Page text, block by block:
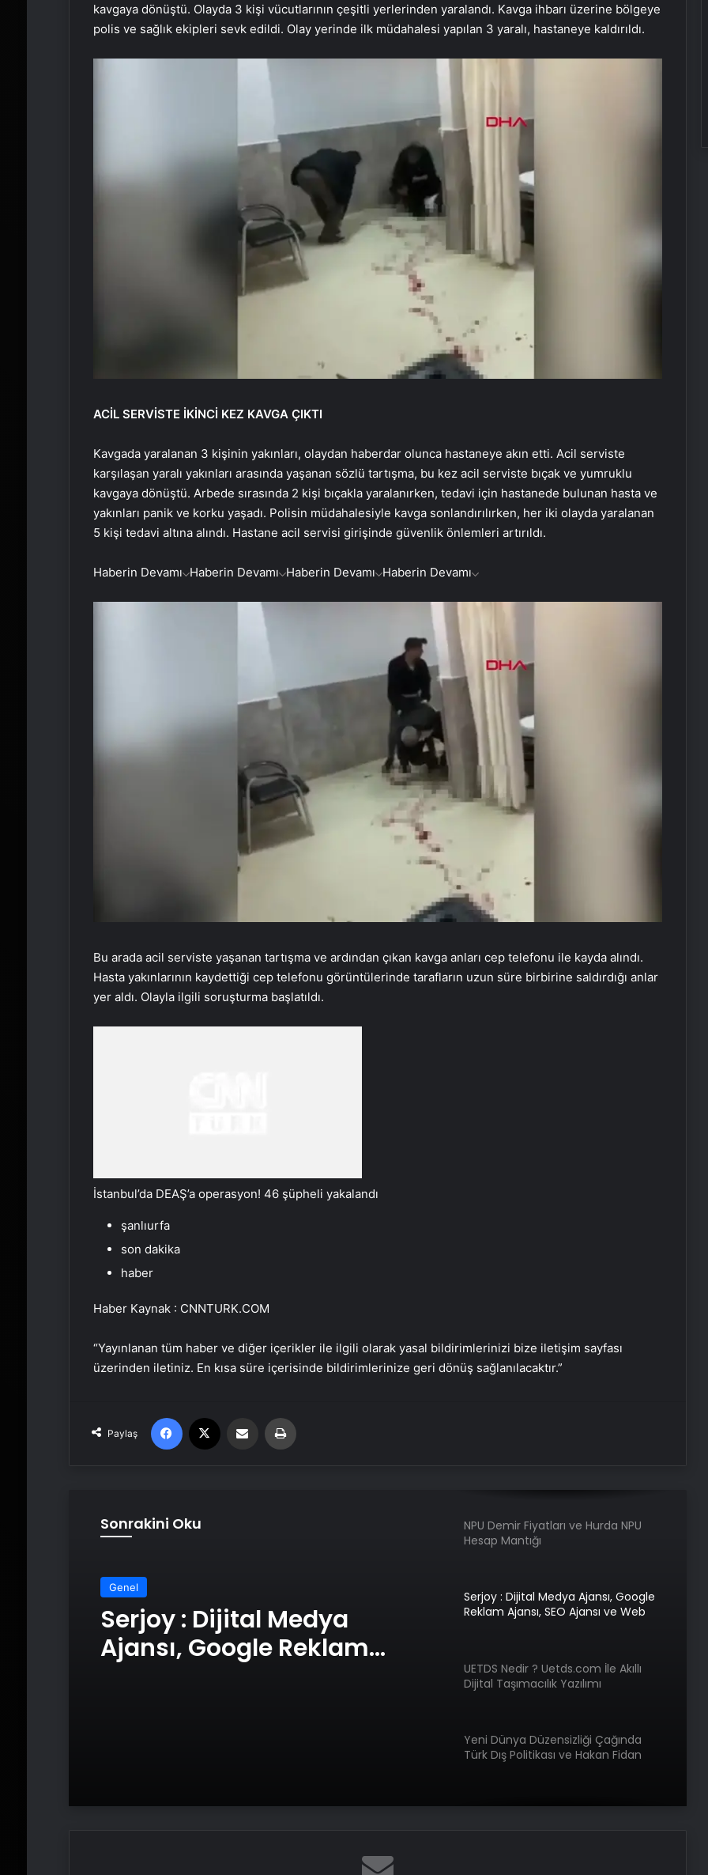
kavgaya dönüştü. Olayda 3 kişi vücutlarının çeşitli yerlerinden yaralandı. Kavga ihbarı üzerine bölgeye
polis ve sağlık ekipleri sevk edildi. Olay yerinde ilk müdahalesi yapılan 3 yaralı, hastaneye kaldırıldı.
ACİL SERVİSTE İKİNCİ KEZ KAVGA ÇIKTI
Kavgada yaralanan 3 kişinin yakınları, olaydan haberdar olunca hastaneye akın etti. Acil serviste
karşılaşan yaralı yakınları arasında yaşanan sözlü tartışma, bu kez acil serviste bıçak ve yumruklu
kavgaya dönüştü. Arbede sırasında 2 kişi bıçakla yaralanırken, tedavi için hastanede bulunan hasta ve
yakınları panik ve korku yaşadı. Polisin müdahalesiyle kavga sonlandırılırken, her iki olayda yaralanan
5 kişi tedavi altına alındı. Hastane acil servisi girişinde güvenlik önlemleri artırıldı.
Haberin Devamı Haberin Devamı Haberin Devamı Haberin Devamı
Bu arada acil serviste yaşanan tartışma ve ardından çıkan kavga anları cep telefonu ile kayda alındı.
Hasta yakınlarının kaydettiği cep telefonu görüntülerinde tarafların uzun süre birbirine saldırdığı anlar
yer aldı. Olayla ilgili soruşturma başlatıldı.
İstanbul’da DEAŞ’a operasyon! 46 şüpheli yakalandı
şanlıurfa
son dakika
haber
Haber Kaynak : CNNTURK.COM
“Yayınlanan tüm haber ve diğer içerikler ile ilgili olarak yasal bildirimlerinizi bize iletişim sayfası
üzerinden iletiniz. En kısa süre içerisinde bildirimlerinize geri dönüş sağlanılacaktır.”
Paylaş
Facebook Email'den paylaş
Sonrakini Oku
Genel
UETDS Nedir ? Uetds.com İle
Akıllı Dijital Taşımacılık
Serjoy : Dijital Medya Ajansı, Google
Reklam Ajansı, SEO Ajansı ve Web
UETDS Nedir ? Uetds.com İle Akıllı
Dijital Taşımacılık Yazılımı
Yeni Dünya Düzensizliği Çağında
Türk Dış Politikası ve Hakan Fidan
Savunma Sanayinde Güncel, Doğru
ve Teknik Haberler
Doğal Güzelliğin Bilimi: Cilt, Saç ve